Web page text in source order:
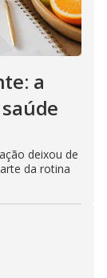
a
deixou de
da rotina